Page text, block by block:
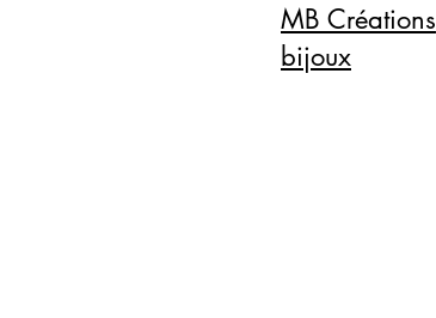
MB Créations
bijoux